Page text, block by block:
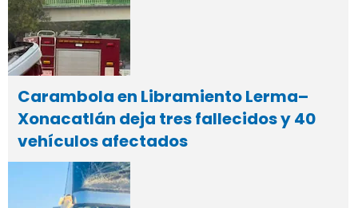
Carambola en Libramiento Lerma–
Xonacatlán deja tres fallecidos y 40
vehículos afectados